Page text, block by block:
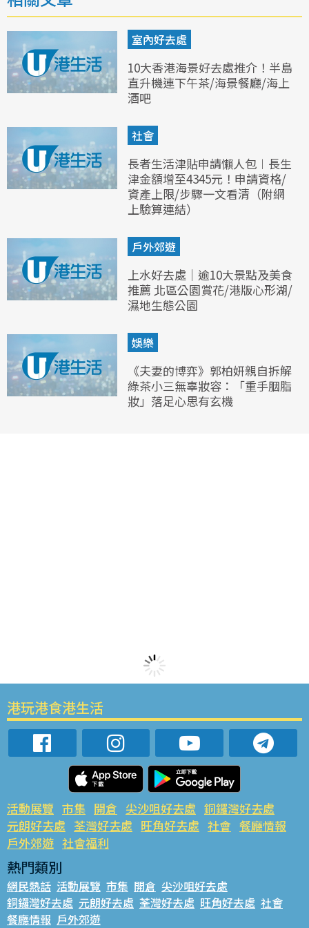
室內好去處
10大香港海景好去處推介！半島
直升機連下午茶/海景餐廳/海上
酒吧
社會
長者生活津貼申請懶人包︱長生
津金額增至4345元！申請資格/
資產上限/步驟一文看清（附網
上驗算連結）
戶外郊遊
上水好去處｜逾10大景點及美食
推薦 北區公園賞花/港版心形湖/
濕地生態公園
娛樂
《夫妻的博弈》郭柏妍親自拆解
綠茶小三無辜妝容：「重手胭脂
妝」落足心思有玄機
港玩港食港生活
活動展覽 市集 開倉 尖沙咀好去處 銅鑼灣好去處
元朗好去處 荃灣好去處 旺角好去處 社會 餐廳情報
戶外郊遊 社會福利
熱門類別
網民熱話 活動展覽 市集 開倉 尖沙咀好去處
銅鑼灣好去處 元朗好去處 荃灣好去處 旺角好去處 社會
餐廳情報 戶外郊遊